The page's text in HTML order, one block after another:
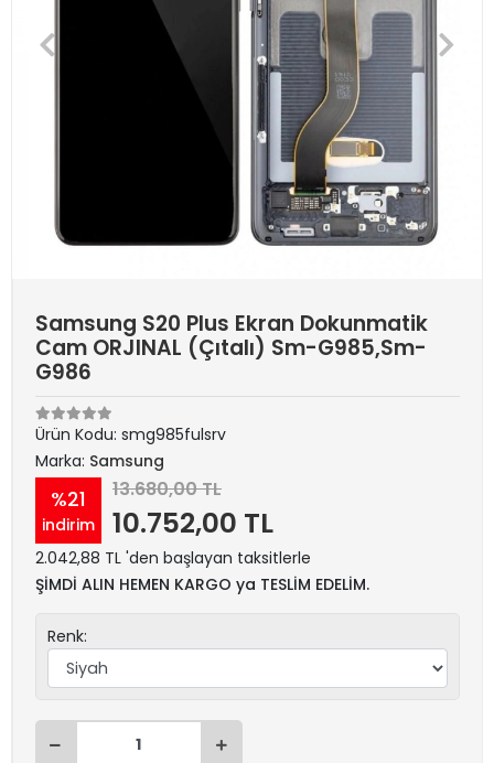
Samsung S20 Plus Ekran Dokunmatik
Cam ORJINAL (Çıtalı) Sm-G985,Sm-
G986
Ürün Kodu: smg985fulsrv
Marka: Samsung
%21
indirim
13.680,00 TL
10.752,00 TL
2.042,88 TL 'den başlayan taksitlerle
ŞİMDİ ALIN HEMEN KARGO ya TESLİM EDELİM.
Renk: